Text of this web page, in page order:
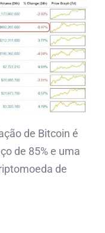
de Bitcoin é
de 85% e uma
de